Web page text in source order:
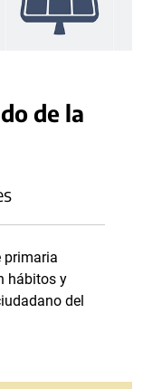
de la
primaria
hábitos y
del